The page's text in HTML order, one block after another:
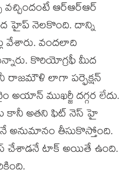
వచ్చిందంటే ఆర్ఆర్ఆర్
హైప్ నెలకొంది. దాన్ని
వేశారు. వందలాది
కొరియోగ్రఫీ మీద
రాజమౌళి లాగా పర్ఫెక్షన్
ముఖర్జీ దగ్గర లేదు.
కానీ అతని ఫిట్ నెస్ హై
తీసుకొస్తోంది.
చేశాడనే టాక్ అయితే ఉంది.